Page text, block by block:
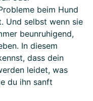
beim Hund
Und selbst wenn sie
beunruhigend,
In diesem
dass dein
leidet, was
du ihn sanft